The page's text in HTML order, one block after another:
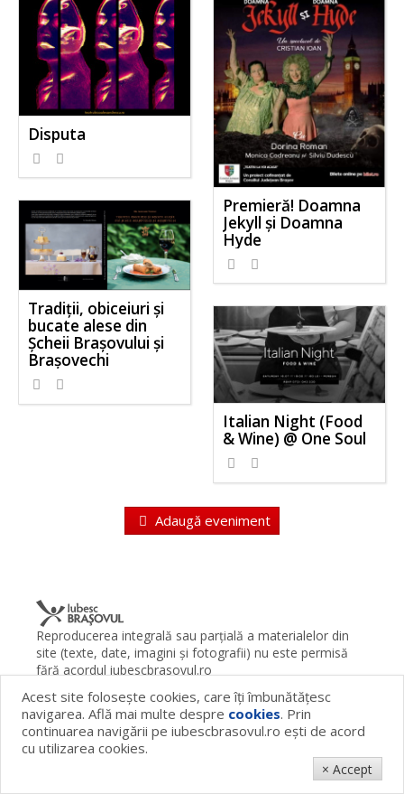
Disputa
Premieră! Doamna
Jekyll și Doamna
Hyde
Tradiții, obiceiuri și
bucate alese din
Șcheii Brașovului și
Brașovechi
Italian Night (Food
& Wine) @ One Soul
Adaugă eveniment
Reproducerea integrală sau parţială a materialelor din
site (texte, date, imagini şi fotografii) nu este permisă
fără acordul iubescbrasovul.ro
Termeni şi condiţii
Contact Despre proiect
FAQ
Cookies
Publicitate
© 2026 iubescbrasovul.ro
Acest site foloseşte cookies, care îţi îmbunătăţesc
navigarea. Află mai multe despre cookies. Prin
continuarea navigării pe iubescbrasovul.ro eşti de acord
cu utilizarea cookies.
× Accept